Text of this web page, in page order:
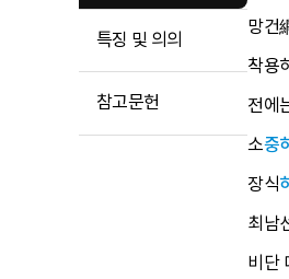
특징 및 의의
참고문헌
망건
착용
전에
소중
장식
최남
비단